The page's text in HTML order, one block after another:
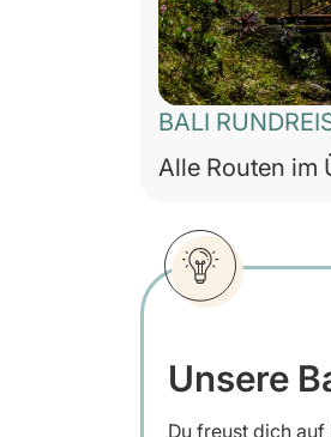
BALI
Alle Routen im
Unsere
Du freust dich auf